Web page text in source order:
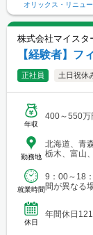
オリックス・リニュ
株式会社マイスタ
【経験者】フ
正社員 土日祝休
年収
400～550万
勤務地
北海道、青
栃木、富山
就業時間
9：00～18
間が異なる
休日
年間休日